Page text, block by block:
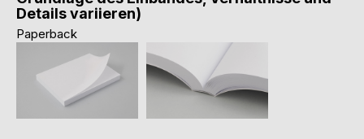
Details variieren)
Paperback